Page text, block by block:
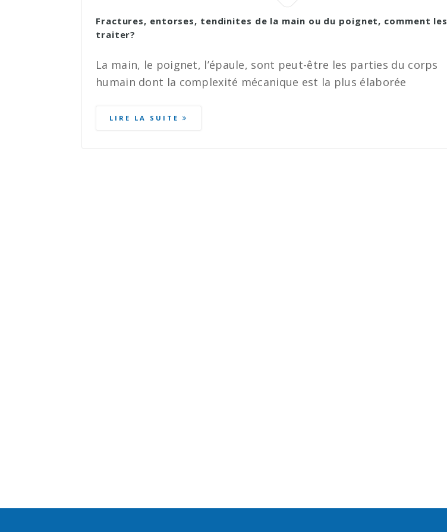
Fractures, entorses, tendinites de la main ou du poignet, comment les
traiter?
La main, le poignet, l’épaule, sont peut-être les parties du corps
humain dont la complexité mécanique est la plus élaborée
LIRE LA SUITE